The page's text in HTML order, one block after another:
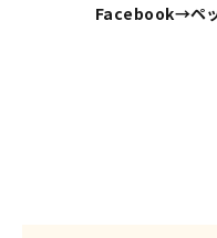
Facebook→ペ